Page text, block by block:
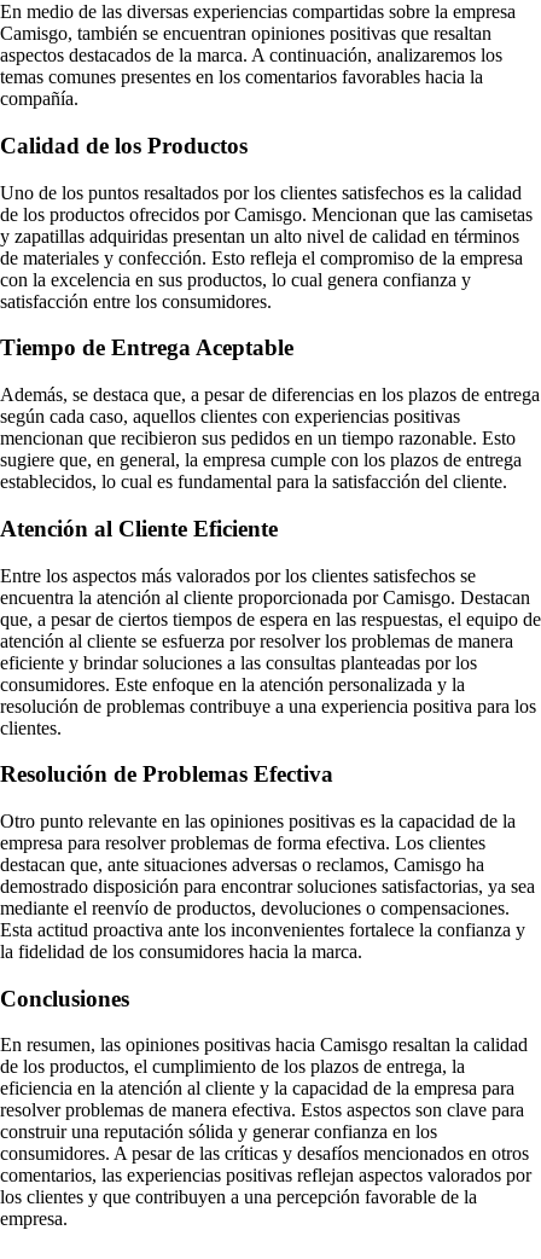
En medio de las diversas experiencias compartidas sobre la empresa
Camisgo, también se encuentran opiniones positivas que resaltan
aspectos destacados de la marca. A continuación, analizaremos los
temas comunes presentes en los comentarios favorables hacia la
compañía.
Calidad de los Productos
Uno de los puntos resaltados por los clientes satisfechos es la calidad
de los productos ofrecidos por Camisgo. Mencionan que las camisetas
y zapatillas adquiridas presentan un alto nivel de calidad en términos
de materiales y confección. Esto refleja el compromiso de la empresa
con la excelencia en sus productos, lo cual genera confianza y
satisfacción entre los consumidores.
Tiempo de Entrega Aceptable
Además, se destaca que, a pesar de diferencias en los plazos de entrega
según cada caso, aquellos clientes con experiencias positivas
mencionan que recibieron sus pedidos en un tiempo razonable. Esto
sugiere que, en general, la empresa cumple con los plazos de entrega
establecidos, lo cual es fundamental para la satisfacción del cliente.
Atención al Cliente Eficiente
Entre los aspectos más valorados por los clientes satisfechos se
encuentra la atención al cliente proporcionada por Camisgo. Destacan
que, a pesar de ciertos tiempos de espera en las respuestas, el equipo de
atención al cliente se esfuerza por resolver los problemas de manera
eficiente y brindar soluciones a las consultas planteadas por los
consumidores. Este enfoque en la atención personalizada y la
resolución de problemas contribuye a una experiencia positiva para los
clientes.
Resolución de Problemas Efectiva
Otro punto relevante en las opiniones positivas es la capacidad de la
empresa para resolver problemas de forma efectiva. Los clientes
destacan que, ante situaciones adversas o reclamos, Camisgo ha
demostrado disposición para encontrar soluciones satisfactorias, ya sea
mediante el reenvío de productos, devoluciones o compensaciones.
Esta actitud proactiva ante los inconvenientes fortalece la confianza y
la fidelidad de los consumidores hacia la marca.
Conclusiones
En resumen, las opiniones positivas hacia Camisgo resaltan la calidad
de los productos, el cumplimiento de los plazos de entrega, la
eficiencia en la atención al cliente y la capacidad de la empresa para
resolver problemas de manera efectiva. Estos aspectos son clave para
construir una reputación sólida y generar confianza en los
consumidores. A pesar de las críticas y desafíos mencionados en otros
comentarios, las experiencias positivas reflejan aspectos valorados por
los clientes y que contribuyen a una percepción favorable de la
empresa.